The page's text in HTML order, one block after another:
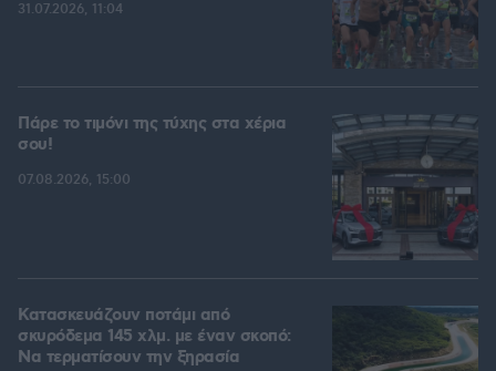
31.07.2026, 11:04
Πάρε το τιμόνι της τύχης στα χέρια
σου!
07.08.2026, 15:00
Κατασκευάζουν ποτάμι από
σκυρόδεμα 145 χλμ. με έναν σκοπό:
Να τερματίσουν την ξηρασία